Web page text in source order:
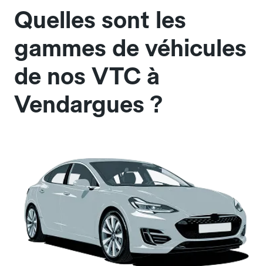
Quelles sont les
gammes de véhicules
de nos VTC à
Vendargues ?